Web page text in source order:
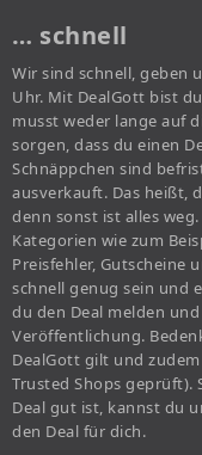
… schnell
Wir sind schnell, geben
Uhr. Mit DealGott bist
musst weder lange auf
sorgen, dass du einen
Schnäppchen sind
ausverkauft. Das heißt,
denn sonst ist alles
Kategorien wie zum
Preisfehler, Gutscheine
schnell genug sein und
du den Deal melden
Veröffentlichung.
DealGott gilt und
Trusted Shops geprüft).
Deal gut ist, kannst du
den Deal für dich.